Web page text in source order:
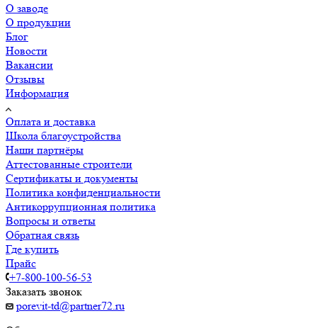
О заводе
О продукции
Блог
Новости
Вакансии
Отзывы
Информация
Оплата и доставка
Школа благоустройства
Наши партнёры
Аттестованные строители
Сертификаты и документы
Политика конфиденциальности
Антикоррупционная политика
Вопросы и ответы
Обратная связь
Где купить
Прайс
+7-800-100-56-53
Заказать звонок
porevit-td@partner72.ru